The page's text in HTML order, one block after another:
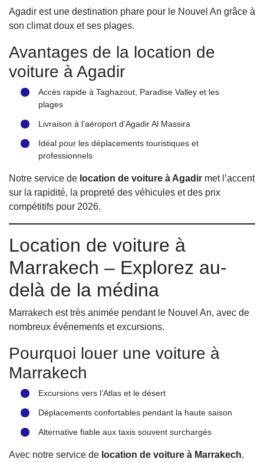
Agadir est une destination phare pour le Nouvel An grâce à
son climat doux et ses plages.
Avantages de la location de
voiture à Agadir
Accès rapide à Taghazout, Paradise Valley et les
plages
Livraison à l’aéroport d’Agadir Al Massira
Idéal pour les déplacements touristiques et
professionnels
Notre service de location de voiture à Agadir met l’accent
sur la rapidité, la propreté des véhicules et des prix
compétitifs pour 2026.
Location de voiture à
Marrakech – Explorez au-
delà de la médina
Marrakech est très animée pendant le Nouvel An, avec de
nombreux événements et excursions.
Pourquoi louer une voiture à
Marrakech
Excursions vers l’Atlas et le désert
Déplacements confortables pendant la haute saison
Alternative fiable aux taxis souvent surchargés
Avec notre service de location de voiture à Marrakech,